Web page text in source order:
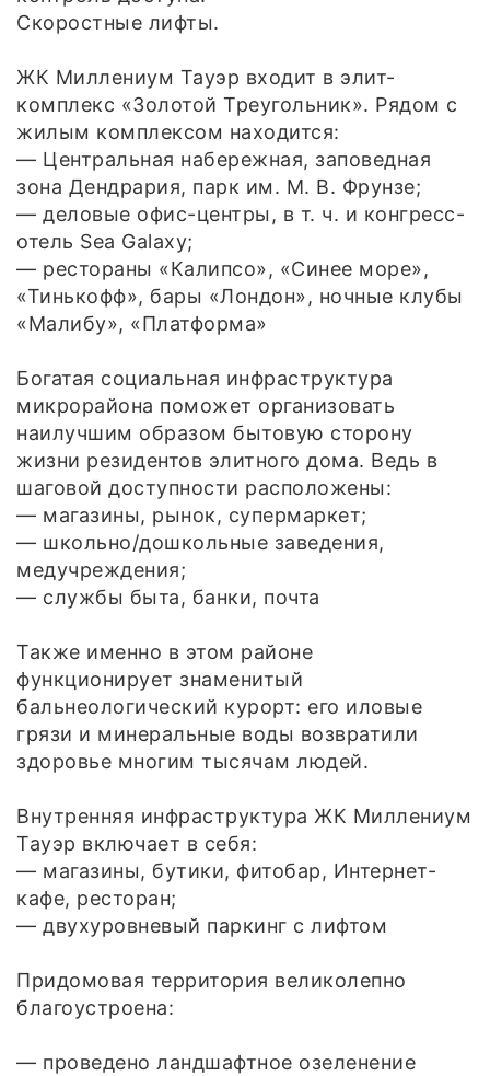
Скоростные лифты.
ЖК Миллениум Тауэр входит в элит-
комплекс «Золотой Треугольник». Рядом с
жилым комплексом находится:
— Центральная набережная, заповедная
зона Дендрария, парк им. М. В. Фрунзе;
— деловые офис-центры, в т. ч. и конгресс-
отель Sea Galaxy;
— рестораны «Калипсо», «Синее море»,
«Тинькофф», бары «Лондон», ночные клубы
«Малибу», «Платформа»
Богатая социальная инфраструктура
микрорайона поможет организовать
наилучшим образом бытовую сторону
жизни резидентов элитного дома. Ведь в
шаговой доступности расположены:
— магазины, рынок, супермаркет;
— школьно/дошкольные заведения,
медучреждения;
— службы быта, банки, почта
Также именно в этом районе
функционирует знаменитый
бальнеологический курорт: его иловые
грязи и минеральные воды возвратили
здоровье многим тысячам людей.
Внутренняя инфраструктура ЖК Миллениум
Тауэр включает в себя:
— магазины, бутики, фитобар, Интернет-
кафе, ресторан;
— двухуровневый паркинг с лифтом
Придомовая территория великолепно
благоустроена:
— проведено ландшафтное озеленение